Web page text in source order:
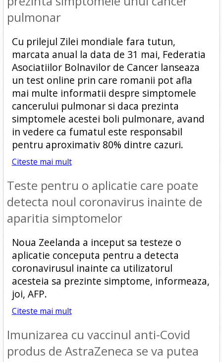
pulmonar
Cu prilejul Zilei mondiale fara tutun,
marcata anual la data de 31 mai, Federatia
Asociatiilor Bolnavilor de Cancer lanseaza
un test online prin care romanii pot afla
mai multe informatii despre simptomele
cancerului pulmonar si daca prezinta
simptomele acestei boli pulmonare, avand
in vedere ca fumatul este responsabil
pentru aproximativ 80% dintre cazuri.
Citeste mai mult
Teste pentru o aplicatie care poate
detecta noul coronavirus inainte de
aparitia simptomelor
Noua Zeelanda a inceput sa testeze o
aplicatie conceputa pentru a detecta
coronavirusul inainte ca utilizatorul
acesteia sa prezinte simptome, informeaza,
joi, AFP.
Citeste mai mult
Imunizarea cu vaccinul anti-Covid
produs de AstraZeneca se va putea